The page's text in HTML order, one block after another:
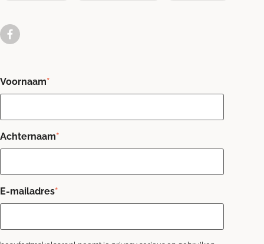
Voornaam*
Achternaam*
E-mailadres*